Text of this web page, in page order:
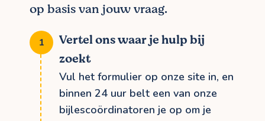
op basis van jouw vraag.
Vertel ons waar je hulp bij
zoekt
Vul het formulier op onze site in, en
binnen 24 uur belt een van onze
bijlescoördinatoren je op om je